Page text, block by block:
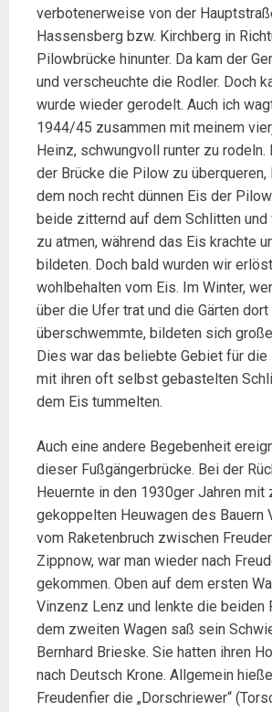
verbotenerweise von der
Hassensberg bzw. Kirchberg in
Pilowbrücke hinunter. Da kam der
und verscheuchte die Rodler. Doch
wurde wieder gerodelt. Auch ich
1944/45 zusammen mit meinem
Heinz, schwungvoll runter zu rodeln.
der Brücke die Pilow zu überqueren,
dem noch recht dünnen Eis der
beide zitternd auf dem Schlitten und
zu atmen, während das Eis krachte
bildeten. Doch bald wurden wir
wohlbehalten vom Eis. Im Winter,
über die Ufer trat und die Gärten dort
überschwemmte, bildeten sich
Dies war das beliebte Gebiet für die
mit ihren oft selbst gebastelten
dem Eis tummelten.
Auch eine andere Begebenheit
dieser Fußgängerbrücke. Bei der
Heuernte in den 1930ger Jahren mit
gekoppelten Heuwagen des Bauern
vom Raketenbruch zwischen
Zippnow, war man wieder nach
gekommen. Oben auf dem ersten
Vinzenz Lenz und lenkte die beiden
dem zweiten Wagen saß sein
Bernhard Brieske. Sie hatten ihren
nach Deutsch Krone. Allgemein
Freudenfier die „Dorschriewer“